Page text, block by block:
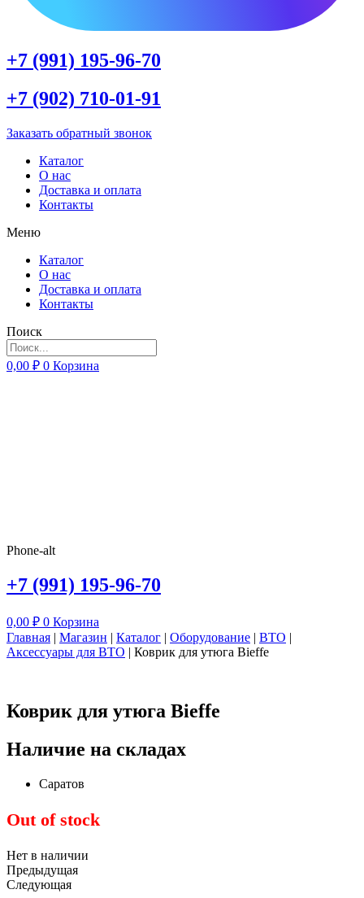
+7 (991) 195-96-70
+7 (902) 710-01-91
Заказать обратный звонок
Каталог
О нас
Доставка и оплата
Контакты
Меню
Каталог
О нас
Доставка и оплата
Контакты
Поиск
0,00 ₽ 0 Корзина
Phone-alt
+7 (991) 195-96-70
0,00 ₽ 0 Корзина
Главная | Магазин | Каталог | Оборудование | ВТО |
Аксессуары для ВТО | Коврик для утюга Bieffe
Коврик для утюга Bieffe
Наличие на складах
Саратов
Out of stock
Нет в наличии
Предыдущая
Следующая